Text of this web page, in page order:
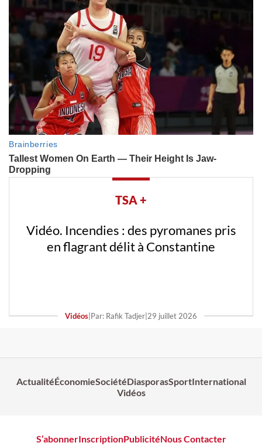
TSA +
Vidéo. Incendies : des pyromanes pris
en flagrant délit à Constantine
Vidéos Par: Rafik Tadjer 29 juillet 2026
ActualitéÉconomieSociétéDiasporasSportInternational
Vidéos
S’abonnerInscriptionPublicitéNous Contacter